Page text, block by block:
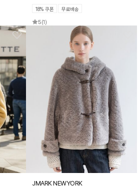
18% 쿠폰 무료배송
5(1)
JMARK NEWYORK